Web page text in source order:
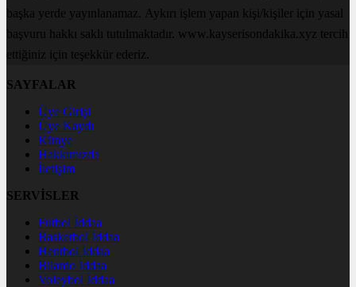
başka yerde yayınlanamaz. Aykırı işlem yapan kişi/kişiler için yasal
başvuru hakkı saklı tutulmaktadır. www.kayserisondakika.xyz tercih
ettiğiniz için teşekkür ederiz.
SAYFALAR
Üye Girişi
Üye Kaydı
Künye
Hakkımızda
İletişim
SERVİSLER
Futbol İddaa
Basketbol İddaa
Hentbol İddaa
Bilardo İddaa
Voleybol İddaa